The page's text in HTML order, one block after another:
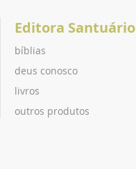
Editora Santuário
bíblias
deus conosco
livros
outros produtos